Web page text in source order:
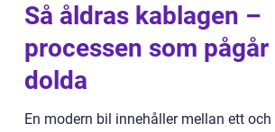
Så åldras kablagen –
processen som
dolda
En modern bil innehåller mellan ett